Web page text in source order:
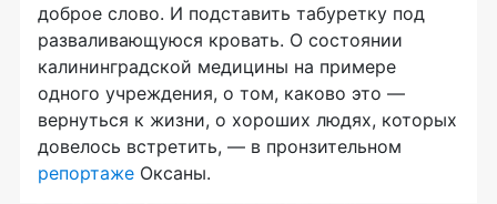
доброе слово. И подставить табуретку под
разваливающуюся кровать. О состоянии
калининградской медицины на примере
одного учреждения, о том, каково это —
вернуться к жизни, о хороших людях, которых
довелось встретить, — в пронзительном
репортаже Оксаны.